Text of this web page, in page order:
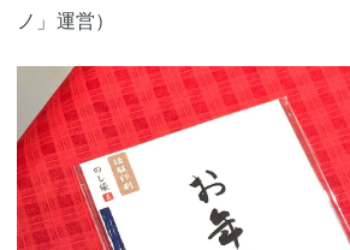
ノ」運営）